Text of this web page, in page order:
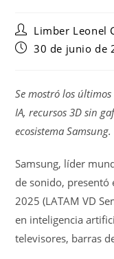
Limber Leonel
30 de junio de
Se mostró los
IA, recursos 3D sin
ecosistema Samsung.
Samsung, líder
de sonido, presentó
2025 (LATAM VD
en inteligencia
televisores, barras